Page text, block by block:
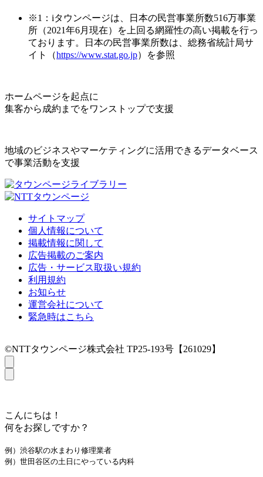
※1：iタウンページは、日本の民営事業所数516万事業
所（2021年6月現在）を上回る網羅性の高い掲載を行っ
ております。日本の民営事業所数は、総務省統計局サ
イト（https://www.stat.go.jp）を参照
ホームページを起点に
集客から成約までをワンストップで支援
地域のビジネスやマーケティングに活用できるデータベース
で事業活動を支援
サイトマップ
個人情報について
掲載情報に関して
広告掲載のご案内
広告・サービス取扱い規約
利用規約
お知らせ
運営会社について
緊急時はこちら
©NTTタウンページ株式会社 TP25-193号【261029】
こんにちは！
何をお探しですか？
例）渋谷駅の水まわり修理業者
例）世田谷区の土日にやっている内科